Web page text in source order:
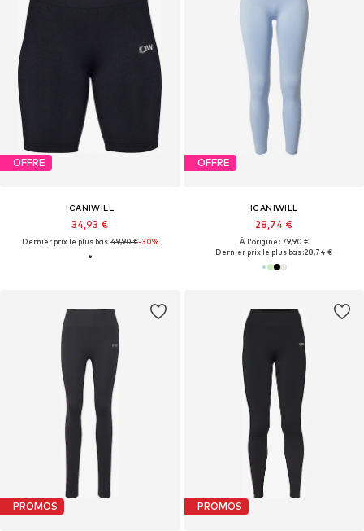
OFFRE
ICANIWILL
34,93 €
Dernier prix le plus bas :49,90 €-30%
OFFRE
ICANIWILL
28,74 €
À l'origine : 79,90 €
Dernier prix le plus bas :28,74 €
PROMOS PROMOS